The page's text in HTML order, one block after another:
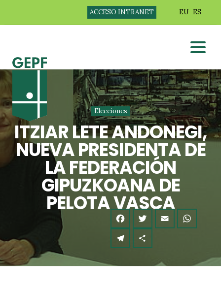
ACCESO INTRANET EU ES
Elecciones
ITZIAR LETE ANDONEGI,
NUEVA PRESIDENTA DE
LA FEDERACIÓN
GIPUZKOANA DE
PELOTA VASCA